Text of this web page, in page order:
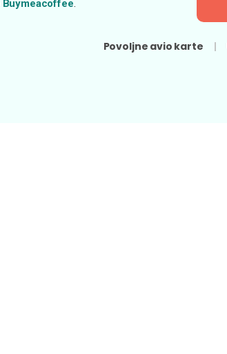
Buymeacoffee.
Povoljne avio karte